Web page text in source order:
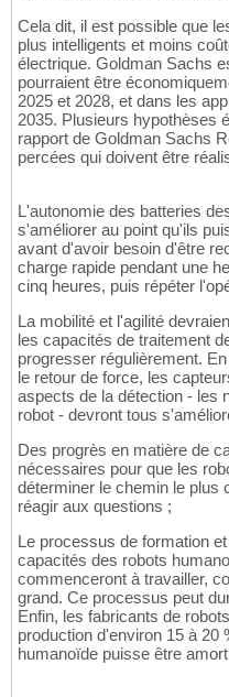
Cela dit, il est possible que
plus intelligents et moins
électrique. Goldman Sachs
pourraient être
2025 et 2028, et dans les
2035. Plusieurs hypothèses
rapport de Goldman Sachs
percées qui doivent être
L'autonomie des batteries
s'améliorer au point qu'ils
avant d'avoir besoin d'être
charge rapide pendant une
cinq heures, puis répéter
La mobilité et l'agilité
les capacités de traitement
progresser régulièrement.
le retour de force, les
aspects de la détection - les
robot - devront tous
Des progrès en matière de
nécessaires pour que les
déterminer le chemin le plus
réagir aux questions ;
Le processus de formation
capacités des robots
commenceront à travailler,
grand. Ce processus peut
Enfin, les fabricants de
production d'environ 15 à 20
humanoïde puisse être